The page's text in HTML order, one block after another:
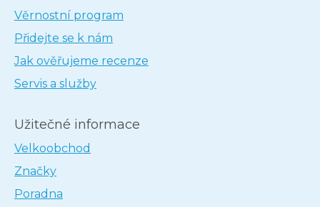
Věrnostní program
Přidejte se k nám
Jak ověřujeme recenze
Servis a služby
Užitečné informace
Velkoobchod
Značky
Poradna